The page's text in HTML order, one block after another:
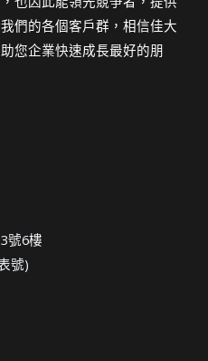
們的各個客戶群，相信佳大
您企業快速成長最好的朋
號6樓
號)